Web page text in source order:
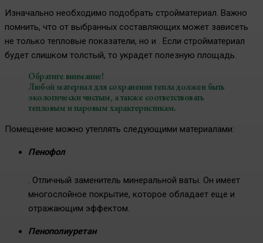
Изначально необходимо подобрать стройматериал. Важно
помнить, что от выбранных составляющих может зависеть
не только тепловые показатели, но и . Если стройматериал
будет слишком толстый, то украдет полезную площадь.
Обратите внимание!
Любой материал для сохранения тепла должен быть
экологически чистым, а также соответствовать
тепловым и паровым характеристикам.
Помещение можно утеплять следующими материалами:
Пенофол
. Отличный заменитель минеральной ваты. Он имеет
многослойное покрытие, которое обладает еще и
отражающим эффектом.
Пенополиуретан